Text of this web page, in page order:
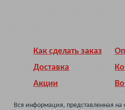
Как сделать заказ
Доставка
Акции
Вся информация, представленная на